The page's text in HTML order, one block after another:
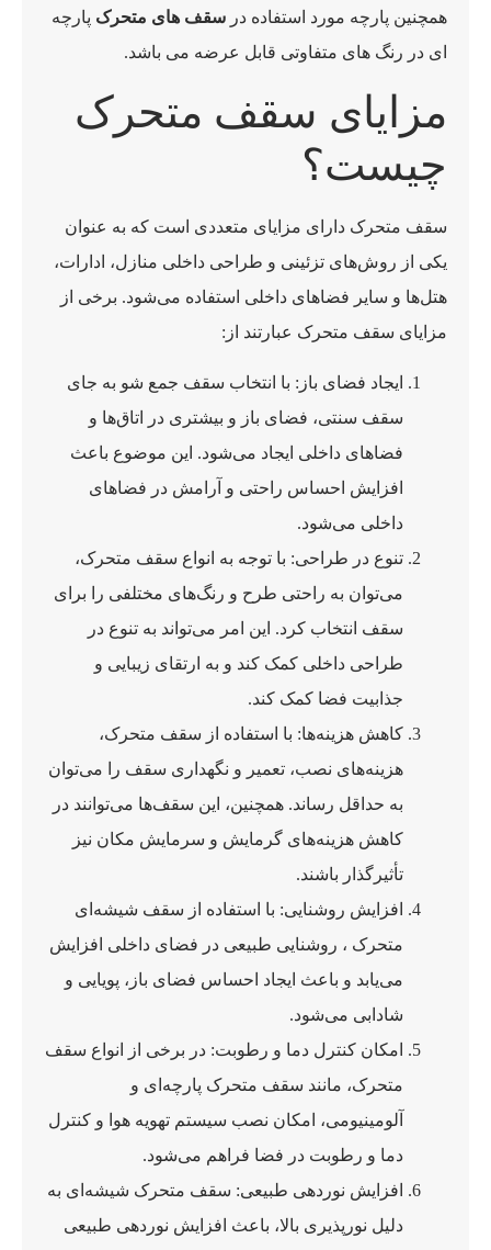
همچنین پارچه مورد استفاده در سقف های متحرک پارچه
ای در رنگ های متفاوتی قابل عرضه می باشد.
مزایای سقف متحرک
چیست؟
سقف متحرک دارای مزایای متعددی است که به عنوان
یکی از روش‌های تزئینی و طراحی داخلی منازل، ادارات،
هتل‌ها و سایر فضاهای داخلی استفاده می‌شود. برخی از
مزایای سقف متحرک عبارتند از:
ایجاد فضای باز: با انتخاب سقف جمع شو به جای
سقف سنتی، فضای باز و بیشتری در اتاق‌ها و
فضاهای داخلی ایجاد می‌شود. این موضوع باعث
افزایش احساس راحتی و آرامش در فضاهای
داخلی می‌شود.
تنوع در طراحی: با توجه به انواع سقف متحرک،
می‌توان به راحتی طرح و رنگ‌های مختلفی را برای
سقف انتخاب کرد. این امر می‌تواند به تنوع در
طراحی داخلی کمک کند و به ارتقای زیبایی و
جذابیت فضا کمک کند.
کاهش هزینه‌ها: با استفاده از سقف متحرک،
هزینه‌های نصب، تعمیر و نگهداری سقف را می‌توان
به حداقل رساند. همچنین، این سقف‌ها می‌توانند در
کاهش هزینه‌های گرمایش و سرمایش مکان نیز
تأثیرگذار باشند.
افزایش روشنایی: با استفاده از سقف شیشه‌ای
متحرک ، روشنایی طبیعی در فضای داخلی افزایش
می‌یابد و باعث ایجاد احساس فضای باز، پویایی و
شادابی می‌شود.
امکان کنترل دما و رطوبت: در برخی از انواع سقف
متحرک، مانند سقف متحرک پارچه‌ای و
آلومینیومی، امکان نصب سیستم تهویه هوا و کنترل
دما و رطوبت در فضا فراهم می‌شود.
افزایش نوردهی طبیعی: سقف متحرک شیشه‌ای به
دلیل نورپذیری بالا، باعث افزایش نوردهی طبیعی